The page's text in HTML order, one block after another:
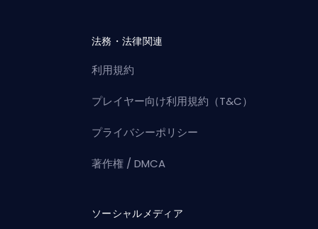
法務・法律関連
利用規約
プレイヤー向け利用規約（T&C）
プライバシーポリシー
著作権 / DMCA
ソーシャルメディア